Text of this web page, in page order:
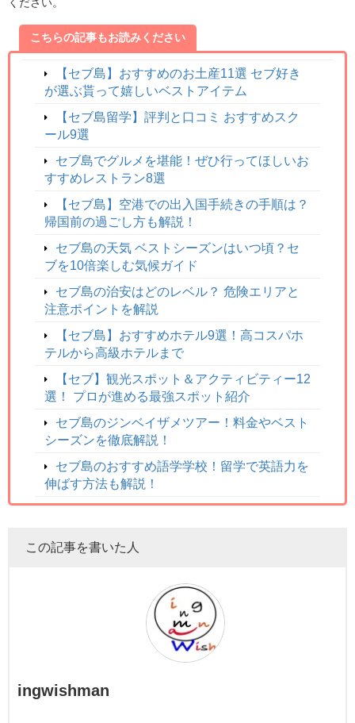
ください。
こちらの記事もお読みください
【セブ島】おすすめのお土産11選 セブ好き
が選ぶ貰って嬉しいベストアイテム
【セブ島留学】評判と口コミ おすすめスク
ール9選
セブ島でグルメを堪能！ぜひ行ってほしいお
すすめレストラン8選
【セブ島】空港での出入国手続きの手順は？
帰国前の過ごし方も解説！
セブ島の天気 ベストシーズンはいつ頃？セ
ブを10倍楽しむ気候ガイド
セブ島の治安はどのレベル？ 危険エリアと
注意ポイントを解説
【セブ島】おすすめホテル9選！高コスパホ
テルから高級ホテルまで
【セブ】観光スポット＆アクティビティー12
選！ プロが進める最強スポット紹介
セブ島のジンベイザメツアー！料金やベスト
シーズンを徹底解説！
セブ島のおすすめ語学学校！留学で英語力を
伸ばす方法も解説！
この記事を書いた人
ingwishman